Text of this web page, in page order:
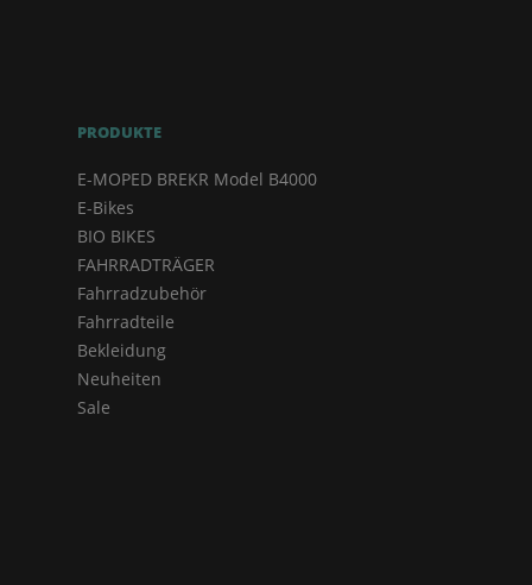
PRODUKTE
E-MOPED BREKR Model B4000
E-Bikes
BIO BIKES
FAHRRADTRÄGER
Fahrradzubehör
Fahrradteile
Bekleidung
Neuheiten
Sale